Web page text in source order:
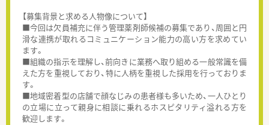
【募集背景と求める人物像について】
■今回は欠員補充に伴う管理薬剤師候補の募集であり、周囲と円
滑な連携が取れるコミュニケーション能力の高い方を求めてい
ます。
■組織の指示を理解し、前向きに業務へ取り組める一般常識を備
えた方を重視しており、特に人柄を重視した採用を行っておりま
す。
■地域密着型の店舗で顔なじみの患者様も多いため、一人ひとり
の立場に立って親身に相談に乗れるホスピタリティ溢れる方を
歓迎します。